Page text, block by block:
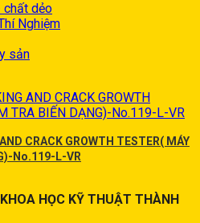
chất dẻo
Nghiệm
sản
CRACK GROWTH TESTER( MÁY
No.119-L-VR
HỌC KỸ THUẬT THÀNH